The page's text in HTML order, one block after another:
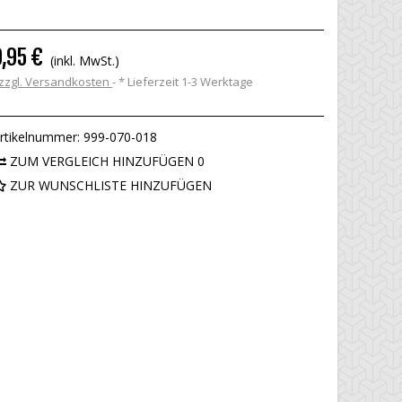
€ (inkl. MwSt.)
Versandkosten * Lieferzeit 1-3 Werktage
999-070-018
ZUM VERGLEICH HINZUFÜGEN 0
ZUR WUNSCHLISTE HINZUFÜGEN